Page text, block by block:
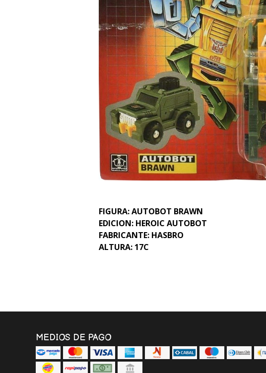
FIGURA: AUTOBOT BRAWN
EDICION: HEROIC AUTOBOT
FABRICANTE: HASBRO
ALTURA: 17C
MEDIOS DE PAGO